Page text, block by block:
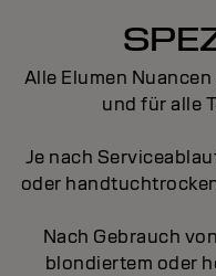
Alle Elumen
und für alle
Je nach
oder
Nach Gebrauch
blondiertem oder